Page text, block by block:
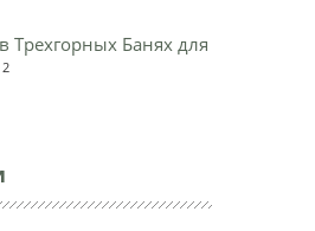
Трехгорных Банях для
2